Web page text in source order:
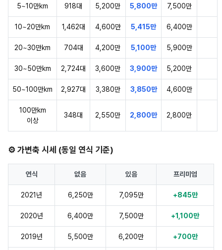
5~10만km 918대 5,200만 5,800만 7,500만
10~20만km 1,462대 4,600만 5,415만 6,400만
20~30만km 704대 4,200만 5,100만 5,900만
30~50만km 2,724대 3,600만 3,900만 5,200만
50~100만km 2,927대 3,380만 3,850만 4,600만
100만km
이상
348대 2,550만 2,800만 2,800만
⚙️ 가변축 시세 (동일 연식 기준)
연식 없음 있음 프리미엄
2021년 6,250만 7,095만 +845만
2020년 6,400만 7,500만 +1,100만
2019년 5,500만 6,200만 +700만